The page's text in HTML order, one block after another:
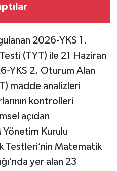
2026-YKS 1.
(TYT) ile 21 Haziran
YKS 2. Oturum Alan
madde analizleri
kontrolleri
açıdan
Kurulu
Testleri’nin Matematik
yer alan 23